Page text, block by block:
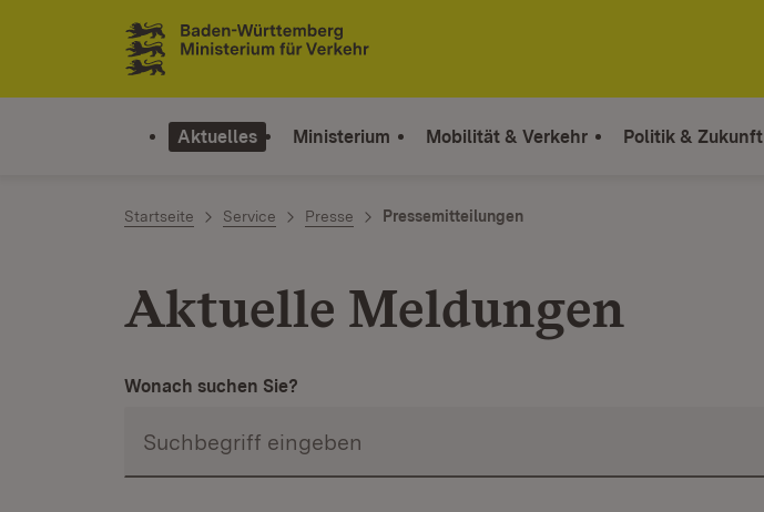
Zum Inhalt springen
Link zur Startseite
Aktuelles Ministerium Mobilität & Verkehr Politik & Zukunft
Startseite Service Presse Pressemitteilungen
Aktuelle Meldungen
Wonach suchen Sie?